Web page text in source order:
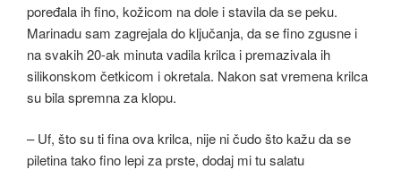
poređala ih fino, kožicom na dole i stavila da se peku.
Marinadu sam zagrejala do ključanja, da se fino zgusne i
na svakih 20-ak minuta vadila krilca i premazivala ih
silikonskom četkicom i okretala. Nakon sat vremena krilca
su bila spremna za klopu.
– Uf, što su ti fina ova krilca, nije ni čudo što kažu da se
piletina tako fino lepi za prste, dodaj mi tu salatu